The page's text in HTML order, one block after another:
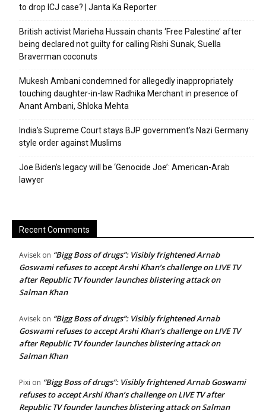
to drop ICJ case? | Janta Ka Reporter
British activist Marieha Hussain chants ‘Free Palestine’ after
being declared not guilty for calling Rishi Sunak, Suella
Braverman coconuts
Mukesh Ambani condemned for allegedly inappropriately
touching daughter-in-law Radhika Merchant in presence of
Anant Ambani, Shloka Mehta
India’s Supreme Court stays BJP government’s Nazi Germany
style order against Muslims
Joe Biden’s legacy will be ‘Genocide Joe’: American-Arab
lawyer
Recent Comments
Avisek on “Bigg Boss of drugs”: Visibly frightened Arnab
Goswami refuses to accept Arshi Khan’s challenge on LIVE TV
after Republic TV founder launches blistering attack on
Salman Khan
Avisek on “Bigg Boss of drugs”: Visibly frightened Arnab
Goswami refuses to accept Arshi Khan’s challenge on LIVE TV
after Republic TV founder launches blistering attack on
Salman Khan
Pixi on “Bigg Boss of drugs”: Visibly frightened Arnab Goswami
refuses to accept Arshi Khan’s challenge on LIVE TV after
Republic TV founder launches blistering attack on Salman